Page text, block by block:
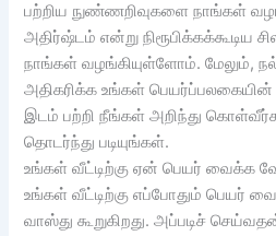
பற்றிய நுண்ணறிவுகளை நாங்கள்
அதிர்ஷ்டம் என்று நிரூபிக்கக்கூடிய
நாங்கள் வழங்கியுள்ளோம். மேலும்,
அதிகரிக்க உங்கள் பெயர்ப்பலகையின்
இடம் பற்றி நீங்கள் அறிந்து
தொடர்ந்து படியுங்கள்.
உங்கள் வீட்டிற்கு ஏன் பெயர் வைக்க
உங்கள் வீட்டிற்கு எப்போதும் பெயர்
வாஸ்து கூறுகிறது. அப்படிச்